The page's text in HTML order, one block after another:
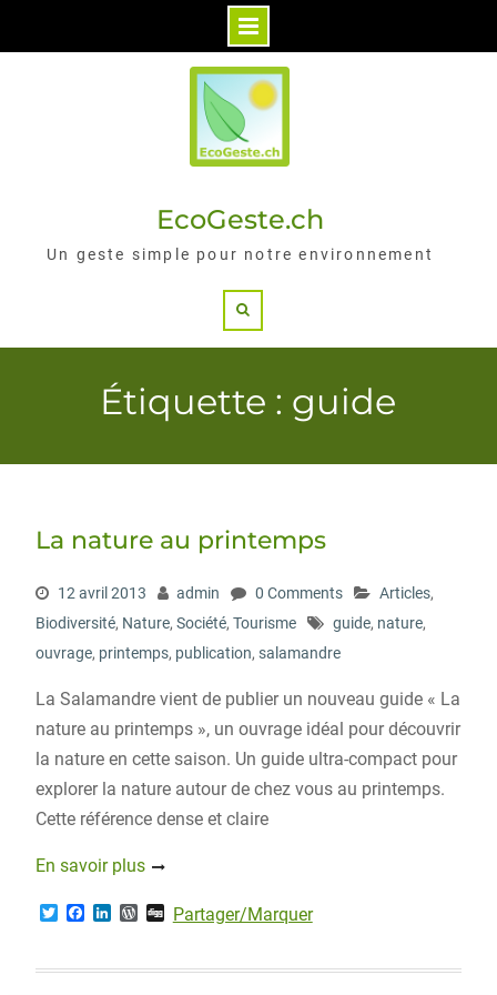
EcoGeste.ch
Un geste simple pour notre environnement
Étiquette : guide
La nature au printemps
12 avril 2013 admin 0 Comments Articles,
Biodiversité, Nature, Société, Tourisme guide, nature,
ouvrage, printemps, publication, salamandre
La Salamandre vient de publier un nouveau guide « La
nature au printemps », un ouvrage idéal pour découvrir
la nature en cette saison. Un guide ultra-compact pour
explorer la nature autour de chez vous au printemps.
Cette référence dense et claire
En savoir plus
T
t
F
e
L
k
W
d
D
g
Partager/Marquer